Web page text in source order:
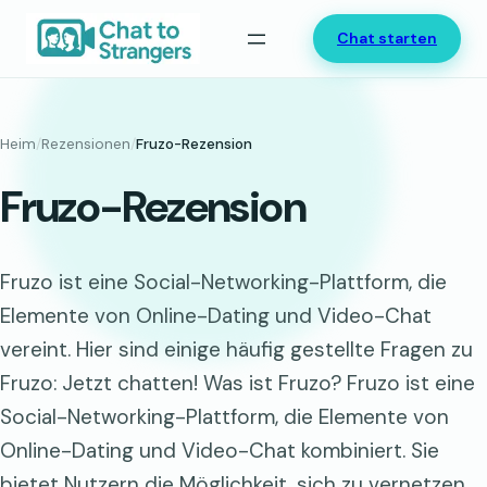
Inhalt
springen
Chat starten
Heim/Rezensionen/Fruzo-Rezension
Fruzo-Rezension
Fruzo ist eine Social-Networking-Plattform, die
Elemente von Online-Dating und Video-Chat
vereint. Hier sind einige häufig gestellte Fragen zu
Fruzo: Jetzt chatten! Was ist Fruzo? Fruzo ist eine
Social-Networking-Plattform, die Elemente von
Online-Dating und Video-Chat kombiniert. Sie